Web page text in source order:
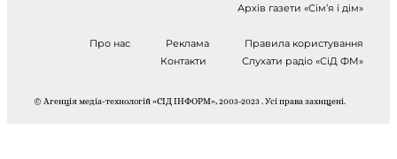
Архів газети «Сім’я і дім»
Про нас Реклама
Правила користування
Контакти
Слухати радіо «СіД ФМ»
© Агенція медіа-технологій «СІД ІНФОРМ», 2003-2023 . Усі права захищені.